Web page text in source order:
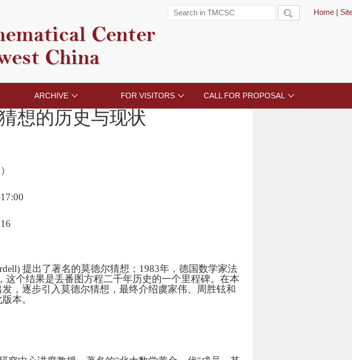
Home |

Center
China
ARCHIVE  FOR VISITORS  CALL FOR PROPOSAL 
想的历史与现状
提出了著名的莫德尔猜想；1983年，德国数学家法
这个结果是丢番图方程二千年历史的一个里程碑。在本
，逐步引入莫德尔猜想，最终介绍虞家伟、周胜铉和
本。